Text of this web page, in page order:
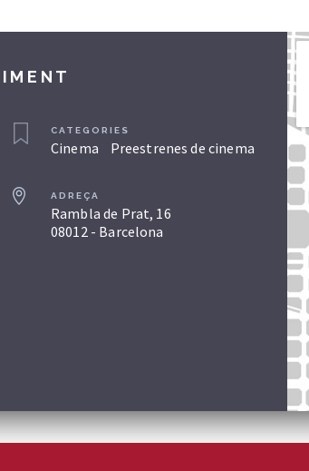
CATEGORIES
Cinema Preestrenes de cinema
ADREÇA
Rambla de Prat, 16
08012 - Barcelona